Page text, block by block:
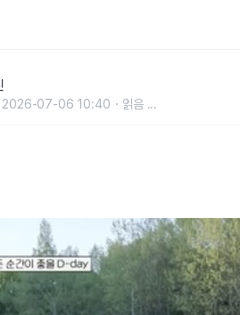
2026-07-06 10:40 읽음 ...